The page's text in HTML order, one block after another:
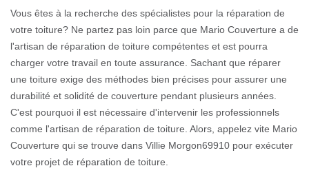
Vous êtes à la recherche des spécialistes pour la réparation de
votre toiture? Ne partez pas loin parce que Mario Couverture a de
l'artisan de réparation de toiture compétentes et est pourra
charger votre travail en toute assurance. Sachant que réparer
une toiture exige des méthodes bien précises pour assurer une
durabilité et solidité de couverture pendant plusieurs années.
C'est pourquoi il est nécessaire d'intervenir les professionnels
comme l'artisan de réparation de toiture. Alors, appelez vite Mario
Couverture qui se trouve dans Villie Morgon69910 pour exécuter
votre projet de réparation de toiture.